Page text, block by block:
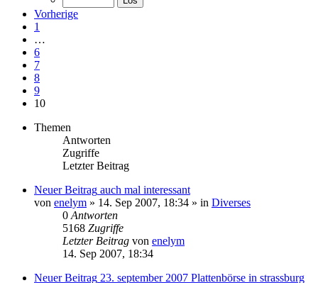
Vorherige
1
…
6
7
8
9
10
Themen
Antworten
Zugriffe
Letzter Beitrag
Neuer Beitrag auch mal interessant
von enelym » 14. Sep 2007, 18:34 » in Diverses
0 Antworten
5168 Zugriffe
Letzter Beitrag von enelym
14. Sep 2007, 18:34
Neuer Beitrag 23. september 2007 Plattenbörse in strassburg